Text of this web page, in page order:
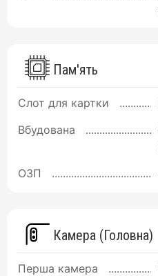
Пам'ять
Слот для картки
Вбудована
ОЗП
Камера (Головна)
Перша камера